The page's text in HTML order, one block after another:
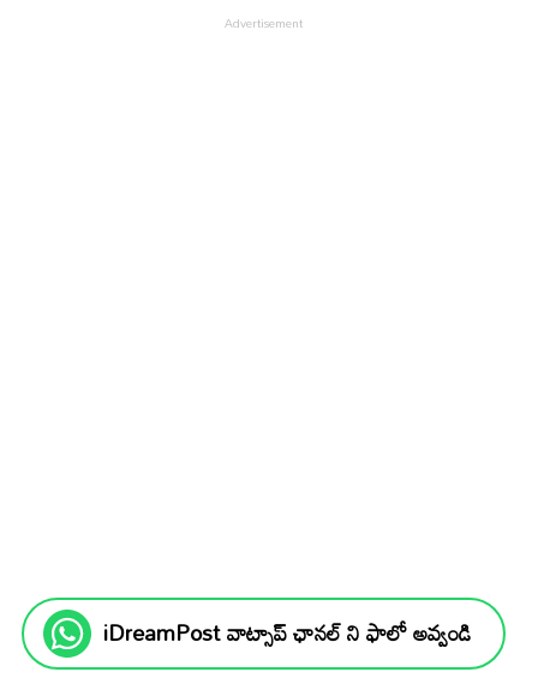
iDreamPost వాట్సాప్ ఛానల్ ని ఫాలో అవ్వండి